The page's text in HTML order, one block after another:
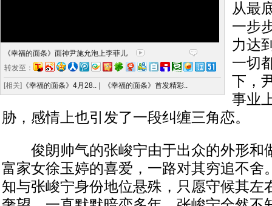
《幸福的面条》面神尹施允泡上李菲儿
转发至：
[相关] 《幸福的面条》4月28.. 《幸福的面条》首发精彩..
从最
一步
力达
一切
下，
事业
胁，感情上也引发了一段纠缠三角恋。
俊朗帅气的张峻宁由于出众的外形和
富家女徐玉婷的喜爱，一路对其穷追不舍
知与张峻宁身份地位悬殊，只愿守候其左